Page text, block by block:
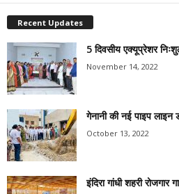
Recent Updates
5 दिवसीय एक्यूप्रेशर
November 14, 2022
गेनानी की नई पाइप लाइन
October 13, 2022
इंदिरा गांधी शहरी रोजगार